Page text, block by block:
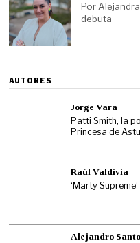
Por
debuta
AUTORES
Jorge Vara
Patti Smith, la
Princesa de
Raúl Valdivia
‘Marty
Alejandro